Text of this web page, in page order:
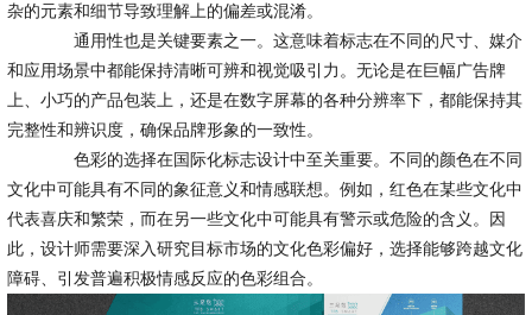
杂的元素和细节导致理解上的偏差或混淆。
通用性也是关键要素之一。这意味着标志在不同的尺寸、媒介
和应用场景中都能保持清晰可辨和视觉吸引力。无论是在巨幅广告牌
上、小巧的产品包装上，还是在数字屏幕的各种分辨率下，都能保持其
完整性和辨识度，确保品牌形象的一致性。
色彩的选择在国际化标志设计中至关重要。不同的颜色在不同
文化中可能具有不同的象征意义和情感联想。例如，红色在某些文化中
代表喜庆和繁荣，而在另一些文化中可能具有警示或危险的含义。因
此，设计师需要深入研究目标市场的文化色彩偏好，选择能够跨越文化
障碍、引发普遍积极情感反应的色彩组合。